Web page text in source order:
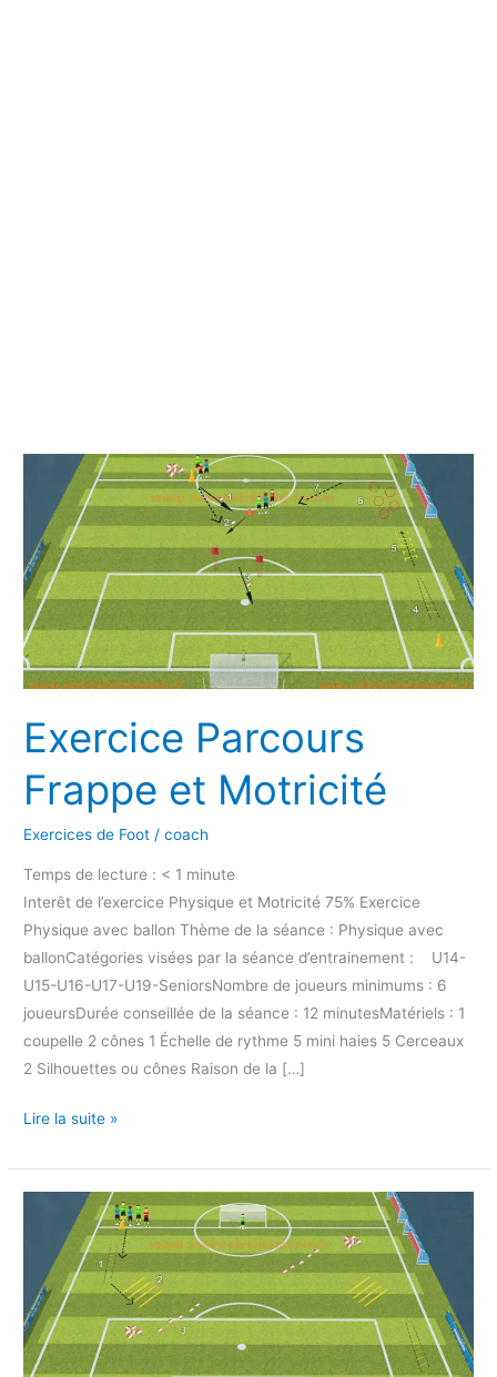
Exercice Parcours
Frappe et Motricité
Exercices de Foot /coach
Temps de lecture : < 1 minute
Interêt de l’exercice Physique et Motricité 75% Exercice
Physique avec ballon Thème de la séance : Physique avec
ballonCatégories visées par la séance d’entrainement : U14-
U15-U16-U17-U19-SeniorsNombre de joueurs minimums : 6
joueursDurée conseillée de la séance : 12 minutesMatériels : 1
coupelle 2 cônes 1 Échelle de rythme 5 mini haies 5 Cerceaux
2 Silhouettes ou cônes Raison de la […]
Exercice
Parcours
Frappe
et
Motricité
Lire la suite »
Parcours
travailler
frappe